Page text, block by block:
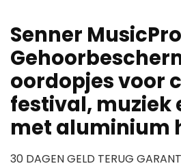
Senner
oordopjes voor
festival, muziek
met aluminium
30 DAGEN GELD TERUG